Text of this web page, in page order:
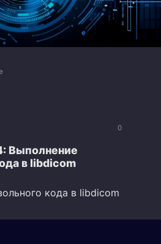
0
Выполнение
в libdicom
кода в libdicom